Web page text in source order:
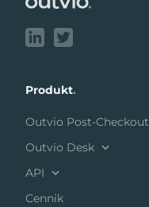
Produkt.
Outvio Post-Checkout
Outvio Desk
API
Cennik